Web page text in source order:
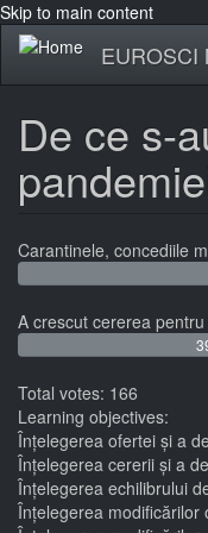
Skip to main content
EUROSCI
De ce s-
Carantinele, concediile
A crescut cererea
Total votes: 166
Learning objectives:
Înțelegerea ofertei și a
Înțelegerea cererii și a
Înțelegerea echilibrului
Înțelegerea modificărilor